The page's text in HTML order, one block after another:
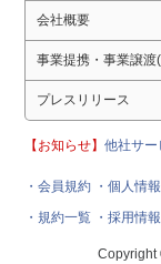
会社概要
事業提携・事業譲渡
プレスリリース
【お知らせ】他社サ
・会員規約 ・個人情
・規約一覧 ・採用情報
Copyright